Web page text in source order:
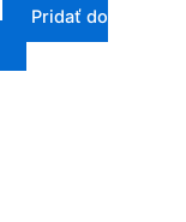
Pridať do